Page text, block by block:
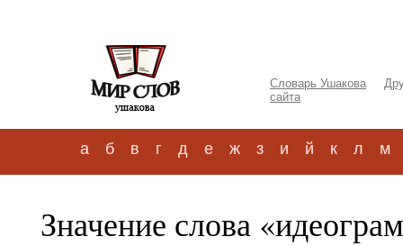
Словарь Ушакова
сайта
а б в г д е ж з и й к л м
Значение слова